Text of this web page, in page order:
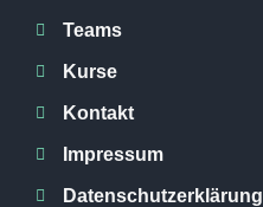
Teams
Kurse
Kontakt
Impressum
Datenschutzerklärung